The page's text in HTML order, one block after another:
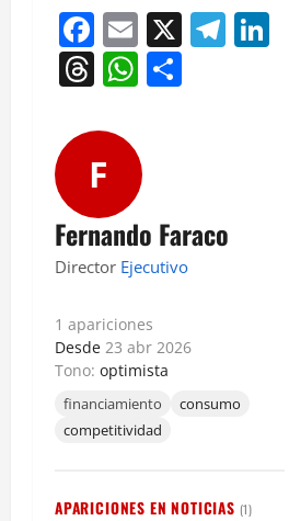
Facebook
Email
X
Threads
WhatsApp
F
Fernando Faraco
Director Ejecutivo
1 apariciones
Desde 23 abr 2026
Tono: optimista
financiamiento
consumo
competitividad
APARICIONES EN NOTICIAS (1)